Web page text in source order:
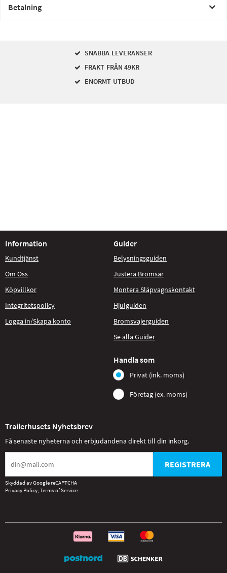
Betalning
SNABBA LEVERANSER
FRAKT FRÅN 49KR
ENORMT UTBUD
Information
Kundtjänst
Om Oss
Köpvillkor
Integritetspolicy
Logga in/Skapa konto
Guider
Belysningsguiden
Justera Bromsar
Montera Släpvagnskontakt
Hjulguiden
Bromsvajerguiden
Se alla Guider
Handla som
Privat (ink. moms)
Företag (ex. moms)
Trailerhusets Nyhetsbrev
Få senaste nyheterna och erbjudandena direkt till din inkorg.
REGISTRERA
Skyddad av Google reCAPTCHA
Privacy Policy, Terms of Service